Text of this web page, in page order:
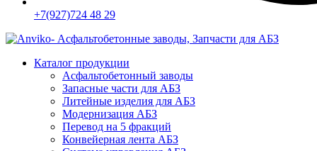
+7(927)724 48 29
Каталог продукции
Асфальтобетонный заводы
Запасные части для АБЗ
Литейные изделия для АБЗ
Модернизация АБЗ
Перевод на 5 фракций
Конвейерная лента АБЗ